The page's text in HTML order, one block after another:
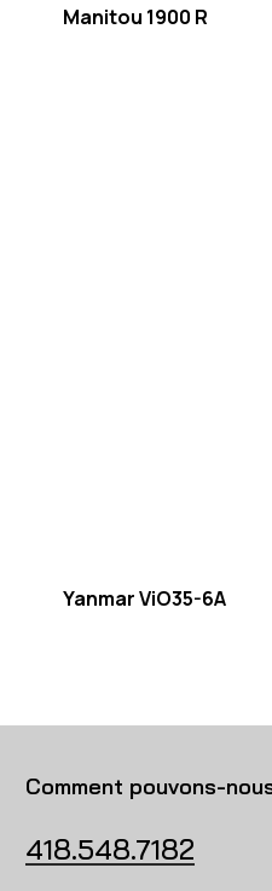
Manitou 1900 R
Yanmar ViO35-6A
Comment pouvons-
418.548.7182